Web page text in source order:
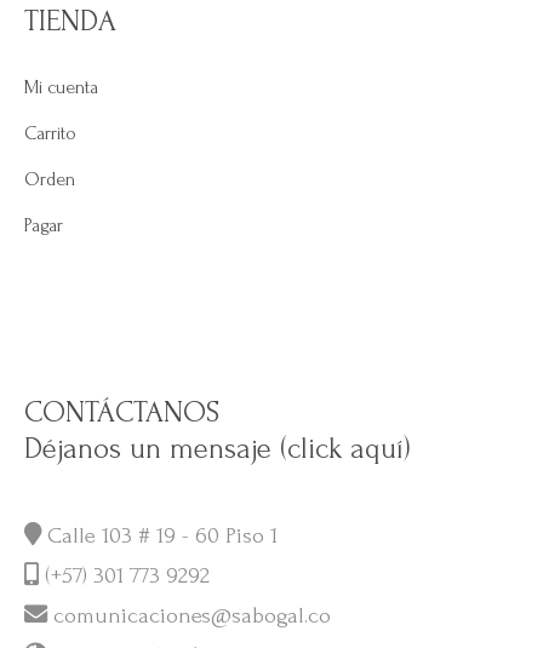
TIENDA
Mi cuenta
Carrito
Orden
Pagar
CONTÁCTANOS
Déjanos un mensaje (click aquí)
Calle 103 # 19 - 60 Piso 1
(+57) 301 773 9292
comunicaciones@sabogal.co